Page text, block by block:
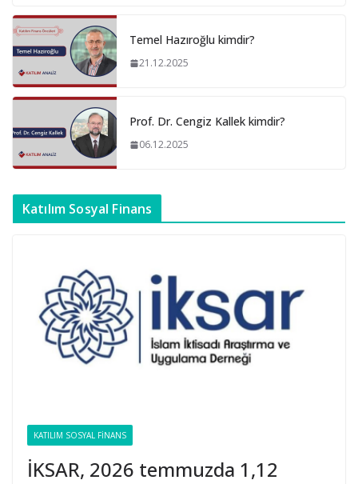
Temel Hazıroğlu kimdir?
21.12.2025
Prof. Dr. Cengiz Kallek kimdir?
06.12.2025
Katılım Sosyal Finans
KATILIM SOSYAL FINANS
İKSAR, 2026 temmuzda 1,12